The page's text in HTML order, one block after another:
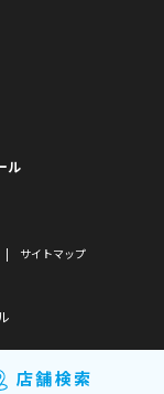
店舗検索
ル
サイトマップ